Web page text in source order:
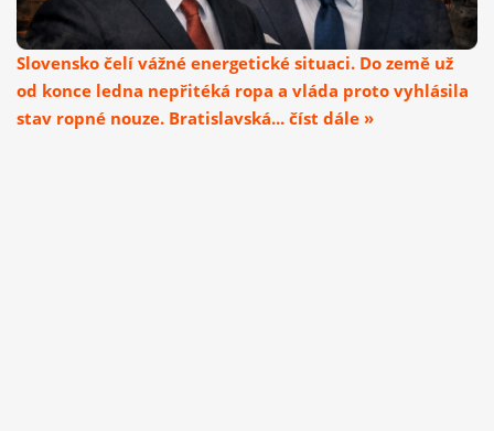
Slovensko čelí vážné energetické situaci. Do země už
od konce ledna nepřitéká ropa a vláda proto vyhlásila
stav ropné nouze. Bratislavská... číst dále »